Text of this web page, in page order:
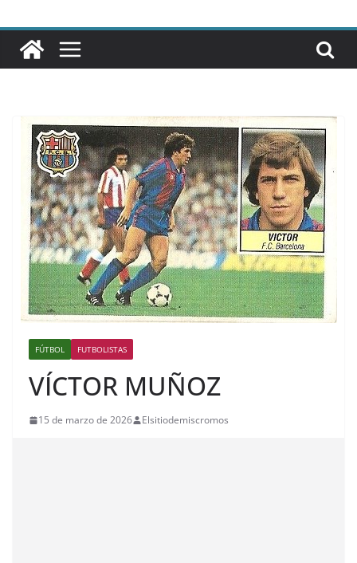
FÚTBOL FUTBOLISTAS
VÍCTOR MUÑOZ
15 de marzo de 2026 Elsitiodemiscromos